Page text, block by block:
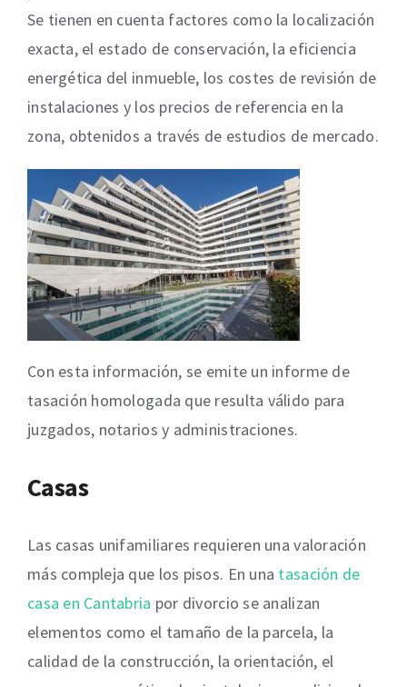
Se tienen en cuenta factores como la localización
exacta, el estado de conservación, la eficiencia
energética del inmueble, los costes de revisión de
instalaciones y los precios de referencia en la
zona, obtenidos a través de estudios de mercado.
Con esta información, se emite un informe de
tasación homologada que resulta válido para
juzgados, notarios y administraciones.
Casas
Las casas unifamiliares requieren una valoración
más compleja que los pisos. En una tasación de
casa en Cantabria por divorcio se analizan
elementos como el tamaño de la parcela, la
calidad de la construcción, la orientación, el